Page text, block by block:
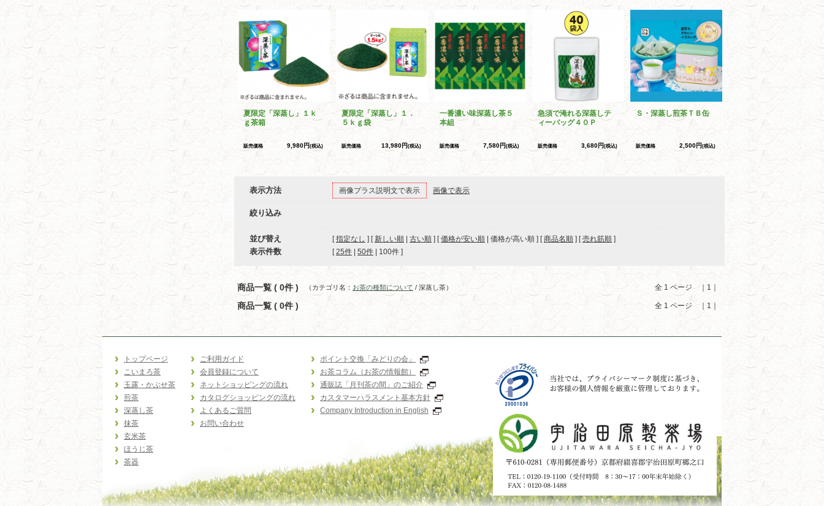
夏限定「深蒸し」１ｋ
ｇ茶箱
販売価格 9,980円(税込)
夏限定「深蒸し」１．
５ｋｇ袋
販売価格 13,980円(税込)
一番濃い味深蒸し茶５
本組
販売価格 7,580円(税込)
急須で淹れる深蒸しテ
ィーバッグ４０Ｐ
販売価格 3,680円(税込)
Ｓ・深蒸し煎茶ＴＢ缶
販売価格 2,500円(税込)
表示方法 画像プラス説明文で表示 画像で表示
絞り込み
並び替え [指定なし ] [ 新しい順 古い順 ] [価格が安い順 | 価格が高い順 ] [商品名順 ] [売れ筋順 ]
表示件数 [ 25件 50件 100件 ]
商品一覧 ( 0件 ) 全 1 ページ ｜1｜
（カテゴリ名： お茶の種類について / 深蒸し茶）
商品一覧 ( 0件 ) 全 1 ページ ｜1｜
トップページ
こいまろ茶
玉露・かぶせ茶
煎茶
深蒸し茶
抹茶
玄米茶
ほうじ茶
茶器
ご利用ガイド
会員登録について
ネットショッピングの流れ
カタログショッピングの流れ
よくあるご質問
お問い合わせ
ポイント交換「みどりの会」
お茶コラム（お茶の情報館）
通販誌「月刊茶の間」のご紹介
カスタマーハラスメント基本方針
Company Introduction in English